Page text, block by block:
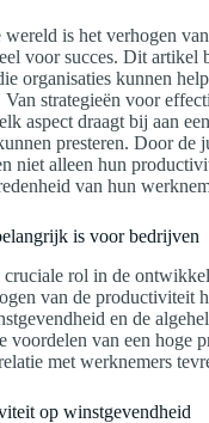
is het verhogen
voor succes. Dit artikel
organisaties kunnen
strategieën voor
aspect draagt bij aan
presteren. Door de
niet alleen hun
van hun
is voor bedrijven
rol in de
van de productiviteit
en de
voordelen van een hoge
met werknemers
op winstgevendheid